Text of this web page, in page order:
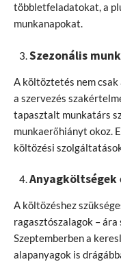
többletfeladatokat, a
munkanapokat.
Szezonális
A költöztetés nem
a szervezés
tapasztalt munkatárs
munkaerőhiányt okoz.
költözési
Anyagköltségek
A költözéshez
ragasztószalagok –
Szeptemberben a
alapanyagok is